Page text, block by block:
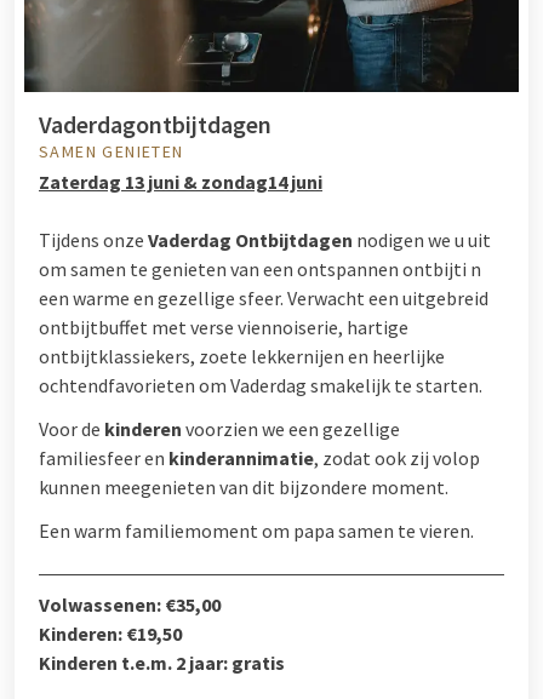
Vaderdagontbijtdagen
SAMEN GENIETEN
Zaterdag 13 juni & zondag14 juni
Tijdens onze Vaderdag Ontbijtdagen nodigen we u uit
om samen te genieten van een ontspannen ontbijti n
een warme en gezellige sfeer. Verwacht een uitgebreid
ontbijtbuffet met verse viennoiserie, hartige
ontbijtklassiekers, zoete lekkernijen en heerlijke
ochtendfavorieten om Vaderdag smakelijk te starten.
Voor de kinderen voorzien we een gezellige
familiesfeer en kinderannimatie, zodat ook zij volop
kunnen meegenieten van dit bijzondere moment.
Een warm familiemoment om papa samen te vieren.
Volwassenen: €35,00
Kinderen: €19,50
Kinderen t.e.m. 2 jaar: gratis